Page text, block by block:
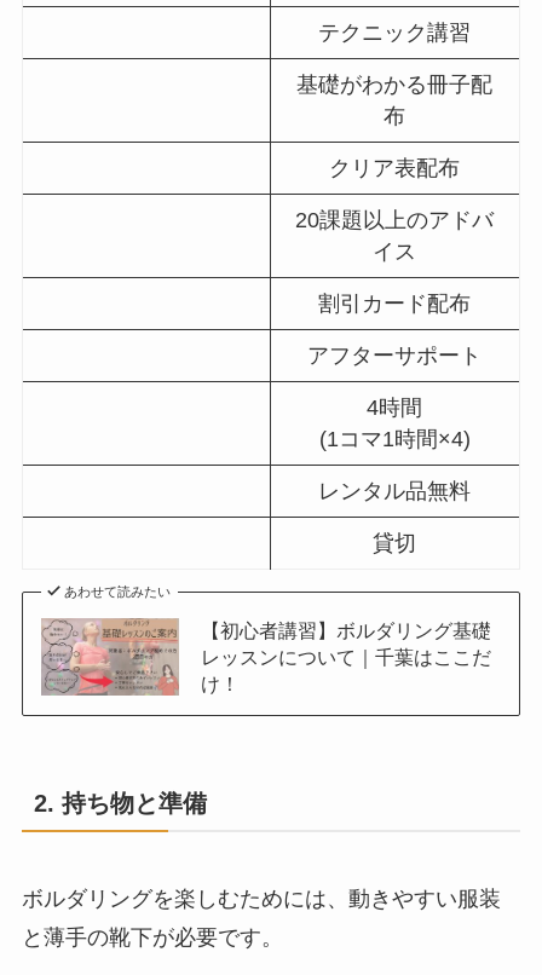
貸切利用時間帯(土日祝)
貸切最大人数
山岳部(ワンゲル部)学生5人以上
テクニック講習
基礎がわかる冊子配
布
クリア表配布
20課題以上のアドバ
イス
割引カード配布
アフターサポート
4時間
(1コマ1時間×4)
レンタル品無料
貸切
あわせて読みたい
【初心者講習】ボルダリング基礎
レッスンについて｜千葉はここだ
け！
2. 持ち物と準備
ボルダリングを楽しむためには、動きやすい服装
と薄手の靴下が必要です。